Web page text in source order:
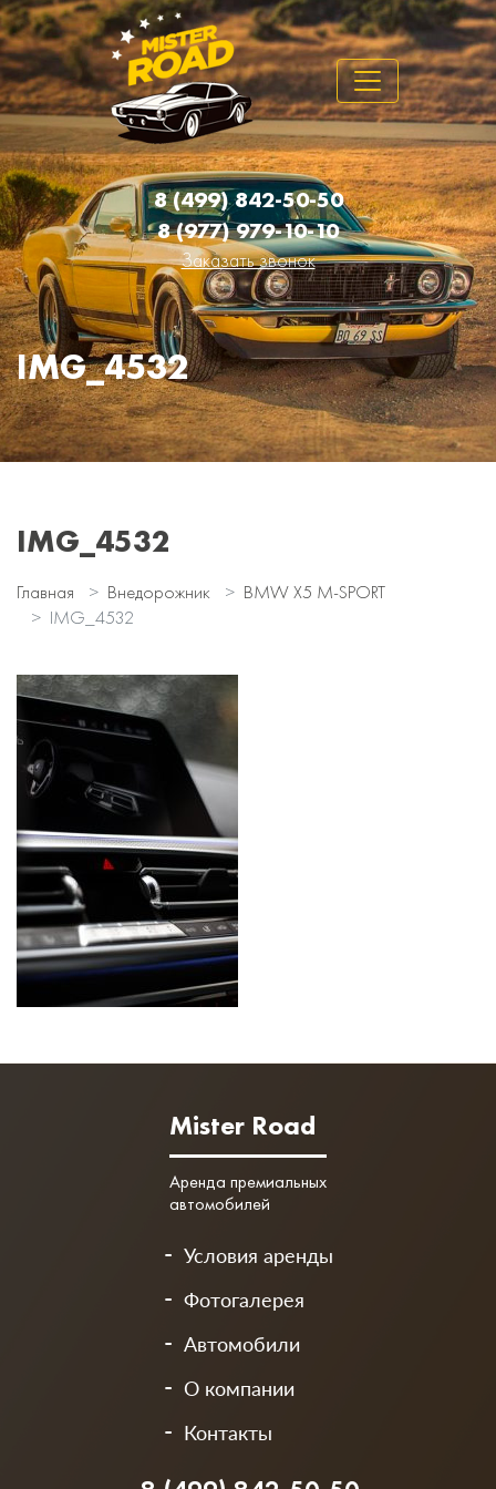
8 (499) 842-50-50
8 (977) 979-10-10
Заказать звонок
IMG_4532
IMG_4532
Главная Внедорожник
BMW X5 M-SPORT
IMG_4532
Mister Road
Аренда премиальных
автомобилей
Условия аренды
Фотогалерея
Автомобили
О компании
Контакты